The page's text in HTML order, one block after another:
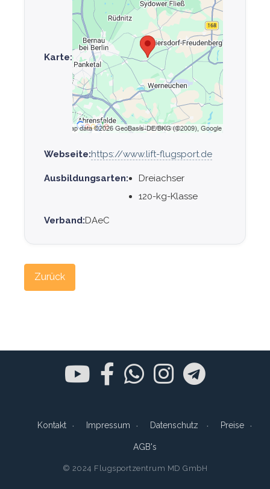
Karte:
Webseite:https://www.lift-flugsport.de
Ausbildungsarten:
Dreiachser
120-kg-Klasse
Verband:DAeC
Zurück
Kontakt Impressum Datenschutz Preise
AGB's
© 2024 Flugsportzentrum MD GmbH